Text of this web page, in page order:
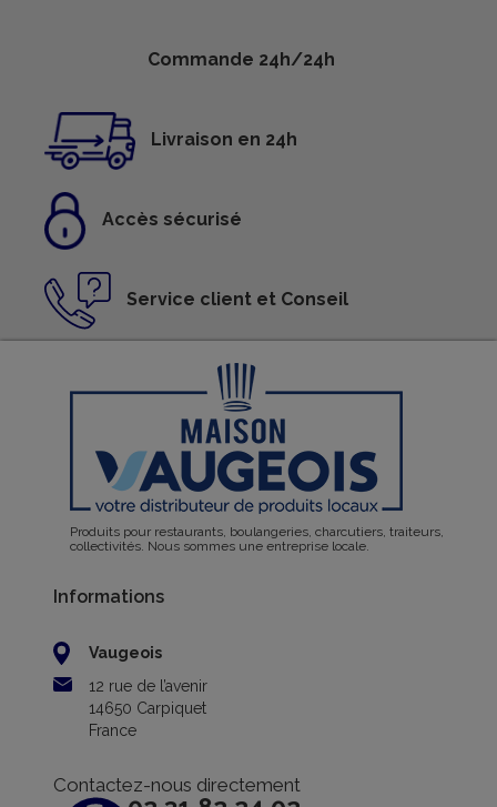
Commande 24h/24h
Livraison en 24h
Accès sécurisé
Service client et Conseil
Produits pour restaurants, boulangeries, charcutiers, traiteurs,
collectivités. Nous sommes une entreprise locale.
Informations
Vaugeois
12 rue de l’avenir
14650 Carpiquet
France
Contactez-nous directement